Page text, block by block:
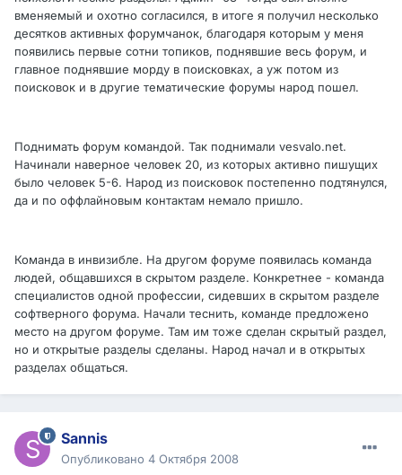
вменяемый и охотно согласился, в итоге я получил несколько
десятков активных форумчанок, благодаря которым у меня
появились первые сотни топиков, поднявшие весь форум, и
главное поднявшие морду в поисковках, а уж потом из
поисковок и в другие тематические форумы народ пошел.
Поднимать форум командой. Так поднимали vesvalo.net.
Начинали наверное человек 20, из которых активно пишущих
было человек 5-6. Народ из поисковок постепенно подтянулся,
да и по оффлайновым контактам немало пришло.
Команда в инвизибле. На другом форуме появилась команда
людей, общавшихся в скрытом разделе. Конкретнее - команда
специалистов одной профессии, сидевших в скрытом разделе
софтверного форума. Начали теснить, команде предложено
место на другом форуме. Там им тоже сделан скрытый раздел,
но и открытые разделы сделаны. Народ начал и в открытых
разделах общаться.
Sannis
Опубликовано 4 Октября 2008